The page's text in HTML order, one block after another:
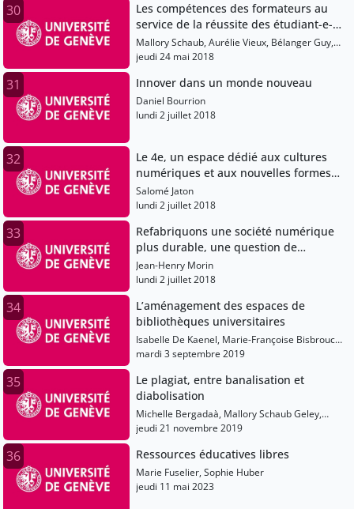
30
Les compétences des formateurs au
service de la réussite des étudiant-e-s:
échanges et discussion
Mallory Schaub, Aurélie Vieux, Bélanger Guy,
Mellifluo Laure
jeudi 24 mai 2018
31 Innover dans un monde nouveau
Daniel Bourrion
lundi 2 juillet 2018
32
Le 4e, un espace dédié aux cultures
numériques et aux nouvelles formes
de création aux Bibliothèques
Municipales de Genève.
Salomé Jaton
lundi 2 juillet 2018
33
Refabriquons une société numérique
plus durable, une question de
responsabilité numérique.
Jean-Henry Morin
lundi 2 juillet 2018
34
L’aménagement des espaces de
bibliothèques universitaires
Isabelle De Kaenel, Marie-Françoise Bisbrouck,
Alain Hernandez, Jean-Claude Albertin
mardi 3 septembre 2019
35
Le plagiat, entre banalisation et
diabolisation
Michelle Bergadaà, Mallory Schaub Geley,
Bétrancourt Mireille
jeudi 21 novembre 2019
36 Ressources éducatives libres
Marie Fuselier, Sophie Huber
jeudi 11 mai 2023